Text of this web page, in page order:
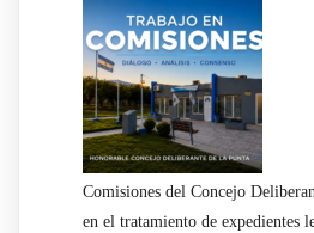
Comisiones del Concejo
en el tratamiento de expedientes